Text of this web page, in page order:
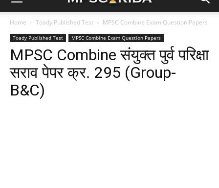
Home Toady Published Test MPSC Combine Exam Question Papers
Toady Published Test MPSC Combine Exam Question Papers
MPSC Combine संयुक्त पुर्व परिक्षा
सराव पेपर क्र. 295 (Group-
B&C)